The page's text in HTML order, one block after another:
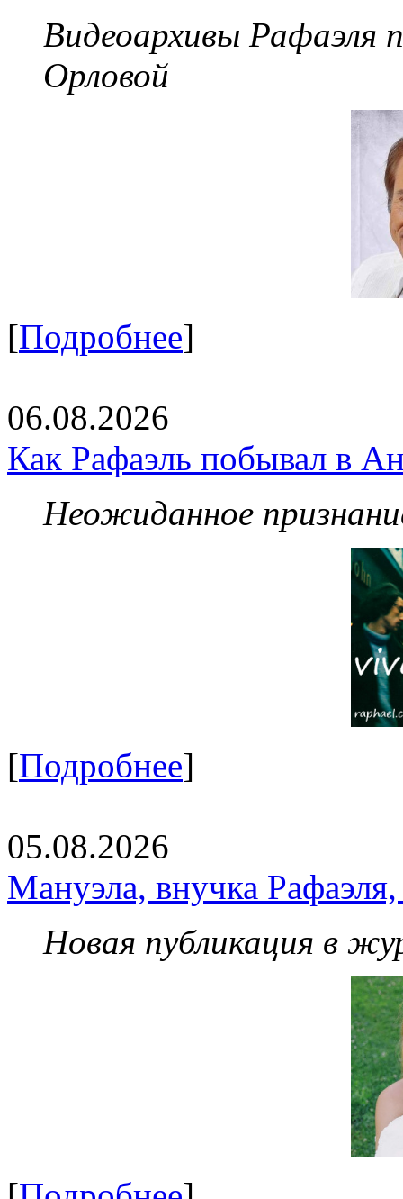
Видеоархивы Рафаэля
Орловой
[Подробнее]
06.08.2026
Как Рафаэль побывал в
Неожиданное
[Подробнее]
05.08.2026
Мануэла, внучка
Новая публикация в